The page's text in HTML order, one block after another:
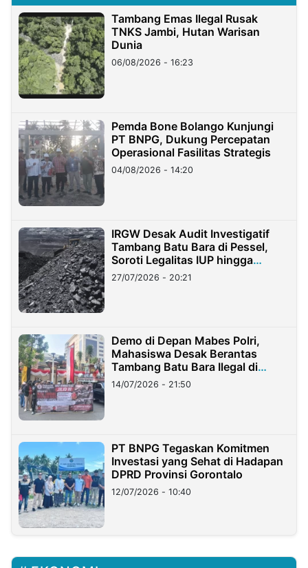
Tambang Emas Ilegal Rusak
TNKS Jambi, Hutan Warisan
Dunia
06/08/2026 - 16:23
Pemda Bone Bolango Kunjungi
PT BNPG, Dukung Percepatan
Operasional Fasilitas Strategis
04/08/2026 - 14:20
IRGW Desak Audit Investigatif
Tambang Batu Bara di Pessel,
Soroti Legalitas IUP hingga
Stockpile
27/07/2026 - 20:21
Demo di Depan Mabes Polri,
Mahasiswa Desak Berantas
Tambang Batu Bara Ilegal di
Lampung
14/07/2026 - 21:50
PT BNPG Tegaskan Komitmen
Investasi yang Sehat di Hadapan
DPRD Provinsi Gorontalo
12/07/2026 - 10:40